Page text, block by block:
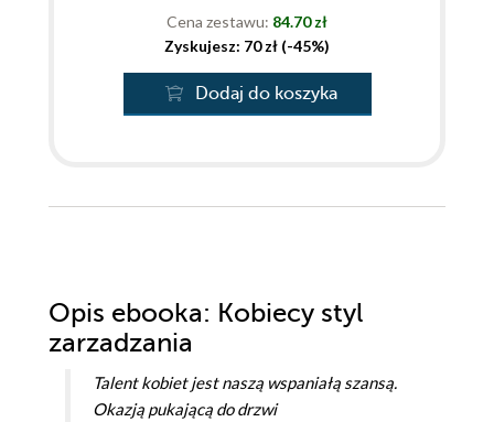
Cena zestawu: 84.70 zł
Zyskujesz: 70 zł (-45%)
Dodaj do koszyka
Opis ebooka: Kobiecy styl
zarzadzania
Talent kobiet jest naszą wspaniałą szansą.
Okazją pukającą do drzwi